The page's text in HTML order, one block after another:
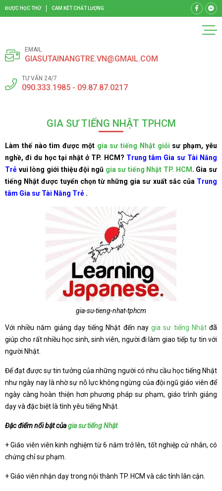
ĐƯỢC HỌC THỬ CAM KẾT CHẤT LƯỢNG
EMAIL
GIASUTAINANGTRE.VN@GMAIL.COM
TƯ VẤN 24/7
090.333.1985 - 09.87.87.0217
GIA SƯ TIẾNG NHẬT TPHCM
Làm thế nào tìm được một gia sư tiếng Nhật giỏi sư phạm, yêu
nghề, đi du học tại nhật ở TP. HCM? Trung tâm Gia sư Tài Năng
Trẻ vui lòng giới thiệu đội ngũ gia sư tiếng Nhật TP. HCM . Gia sư
tiếng Nhật được tuyển chọn từ những gia sư xuất sắc của Trung
tâm Gia sư Tài Năng Trẻ .
gia-su-tieng-nhat-tphcm
Với nhiều năm giảng dạy tiếng Nhật đến naygia sư tiếng Nhậtđã
giúp cho rất nhiều học sinh, sinh viên, người đi làm giao tiếp tự tin với
người Nhật.
Để đạt được sự tin tưởng của những người có nhu cầu học tiếng Nhật
như ngày nay là nhờ sự nỗ lực không ngừng của đội ngũ giáo viên để
ngày càng hoàn thiện hơn phương pháp sư phạm, giáo trình giảng
dạy và đặc biệt là tình yêu tiếng Nhật.
Đặc điểm nổi bật củagia sư tiếng Nhật
+ Giáo viên viên kinh nghiệm từ 6 năm trở lên, tốt nghiệp cử nhân, có
chứng chỉ sư phạm.
+ Giáo viên nhận dạy trong nội thành TP. HCM và các tỉnh lân cận.